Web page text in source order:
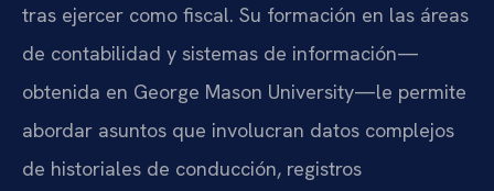
tras ejercer como fiscal. Su formación en las áreas
de contabilidad y sistemas de información—
obtenida en George Mason University—le permite
abordar asuntos que involucran datos complejos
de historiales de conducción, registros